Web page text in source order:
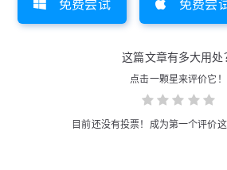
免费尝试 免费尝
这篇文章有多大用处
点击一颗星来评价它！
目前还没有投票！成为第一个评价这